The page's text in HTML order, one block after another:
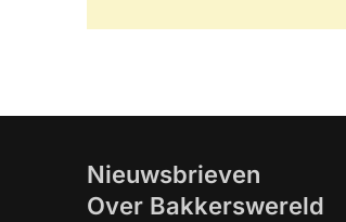
Nieuwsbrieven
Over Bakkerswereld